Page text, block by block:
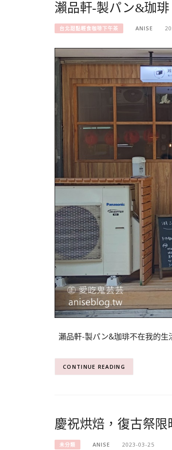
瀨品軒-製パン&珈
台北甜點輕食咖啡下午茶 ANISE
瀨品軒-製パン&珈琲不在我的
CONTINUE READING
慶祝烘焙，復古祭限
未分類 ANISE 2023-03-25